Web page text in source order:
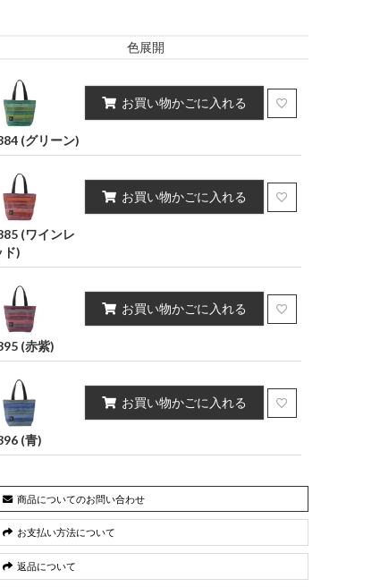
スカート
色展開
(グリーン)
お買い物かごに入れる
(ワインレ
ド)
お買い物かごに入れる
(赤紫)
お買い物かごに入れる
(青)
お買い物かごに入れる
商品についてのお問い合わせ
お支払い方法について
返品について